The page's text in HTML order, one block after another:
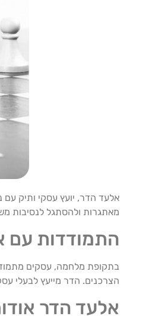
מאתגרות ולהסתגל לנסיבות
התמודדות עם
בתקופת מלחמה, עסקים
הצרכנים. הדר מייעץ לבעלי
אלעד הדר